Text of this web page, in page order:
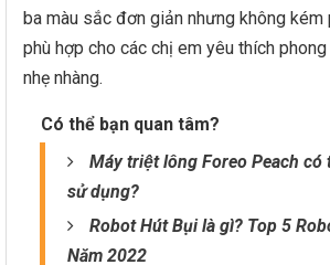
ba màu sắc đơn giản nhưng không kém
phù hợp cho các chị em yêu thích
nhẹ nhàng.
Có thể bạn quan tâm?
Máy triệt lông Foreo Peach có
sử dụng?
Robot Hút Bụi là gì? Top 5
Năm 2022